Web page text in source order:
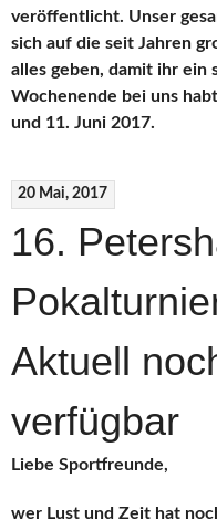
veröffentlicht. Unser
sich auf die seit Jahren
alles geben, damit ihr ein
Wochenende bei uns
und 11. Juni 2017.
20 Mai, 2017
16.
Aktuell
verfügbar
Liebe Sportfreunde,
wer Lust und Zeit hat